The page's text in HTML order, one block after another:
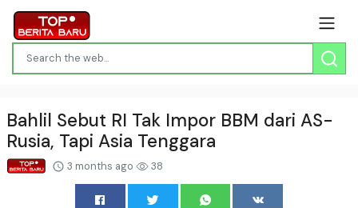
Bahlil Sebut RI Tak Impor BBM dari AS-
Rusia, Tapi Asia Tenggara
3 months ago 38